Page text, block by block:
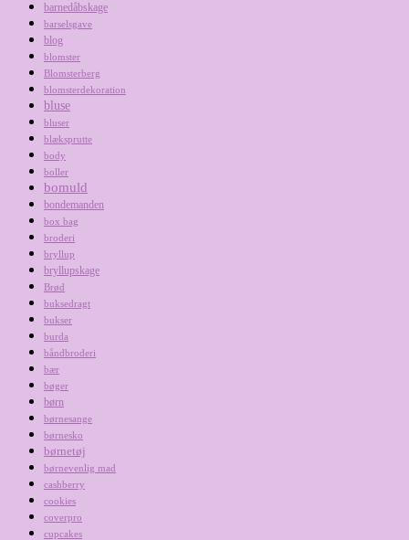
barnedåbskage
barselsgave
blog
blomster
Blomsterberg
blomsterdekoration
bluse
bluser
blæksprutte
body
boller
bomuld
bondemanden
box bag
broderi
bryllup
bryllupskage
Brød
buksedragt
bukser
burda
båndbroderi
bær
bøger
børn
børnesange
børnesko
børnetøj
børnevenlig mad
cashberry
cookies
coverpro
cupcakes